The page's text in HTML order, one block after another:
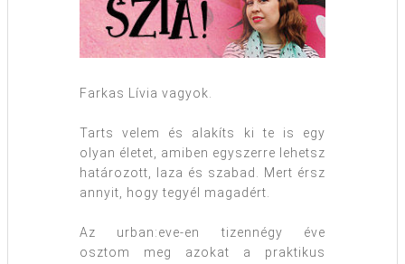
Farkas Lívia vagyok.
Tarts velem és alakíts ki te is egy
olyan életet, amiben egyszerre lehetsz
határozott, laza és szabad. Mert érsz
annyit, hogy tegyél magadért.
Az urban:eve-en tizennégy éve
osztom meg azokat a praktikus